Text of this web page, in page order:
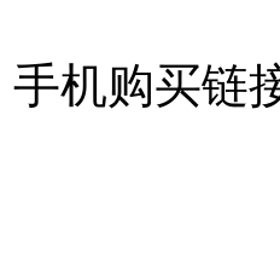
手机购买链